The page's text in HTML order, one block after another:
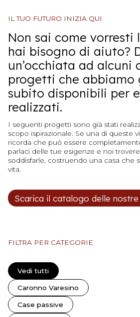
IL TUO FUTURO INIZIA QUI
Non sai come vorresti
hai bisogno di aiuto?
un’occhiata ad alcuni
progetti che abbiamo
subito disponibili per
realizzati.
I seguenti progetti sono già stati
scopo ispirazionale. Se una di queste
ricorda che può essere
parlaci delle tue esigenze e noi
soddisfarle, costruendo una casa che
vita.
Scarica il catalogo delle nostre
FILTRA PER CATEGORIE
Vedi tutti
Caronno Varesino
Case passive